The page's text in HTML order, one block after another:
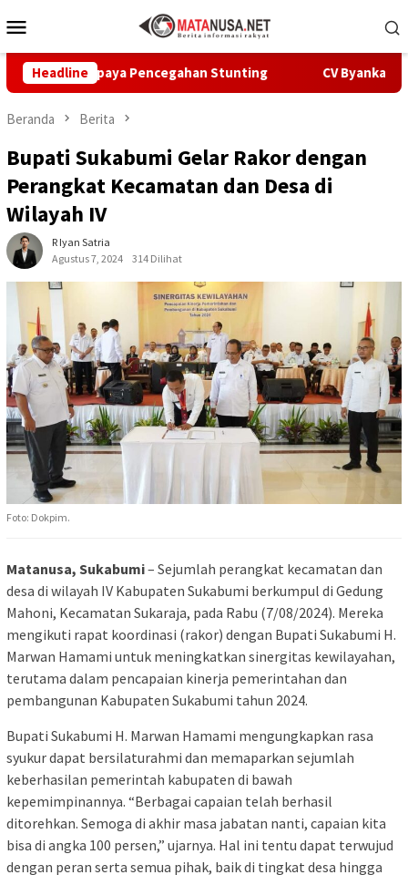
ke
Mobile
Headline
Upaya Pencegahan Stunting CV Byankarya
Beranda Berita
Bupati Sukabumi Gelar Rakor dengan
Perangkat Kecamatan dan Desa di
Wilayah IV
R Iyan Satria
Agustus 7, 2024
314 Dilihat
Foto: Dokpim.
Matanusa, Sukabumi– Sejumlah perangkat kecamatan dan
desa di wilayah IV Kabupaten Sukabumi berkumpul di Gedung
Mahoni, Kecamatan Sukaraja, pada Rabu (7/08/2024). Mereka
mengikuti rapat koordinasi (rakor) dengan Bupati Sukabumi H.
Marwan Hamami untuk meningkatkan sinergitas kewilayahan,
terutama dalam pencapaian kinerja pemerintahan dan
pembangunan Kabupaten Sukabumi tahun 2024.
Bupati Sukabumi H. Marwan Hamami mengungkapkan rasa
syukur dapat bersilaturahmi dan memaparkan sejumlah
keberhasilan pemerintah kabupaten di bawah
kepemimpinannya. “Berbagai capaian telah berhasil
ditorehkan. Semoga di akhir masa jabatan nanti, capaian kita
bisa di angka 100 persen,” ujarnya. Hal ini tentu dapat terwujud
dengan peran serta semua pihak, baik di tingkat desa hingga